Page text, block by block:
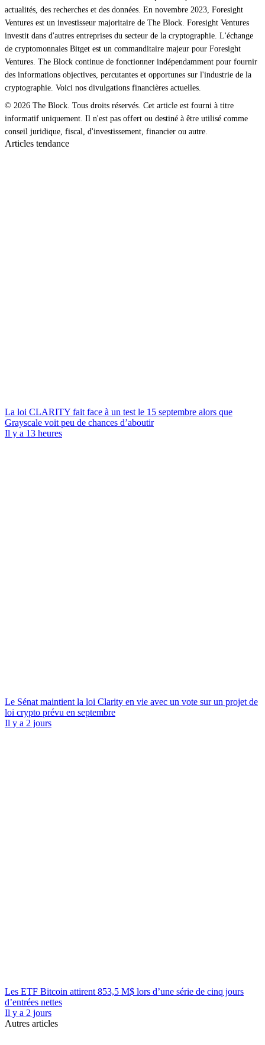
actualités, des recherches et des données. En novembre 2023, Foresight
Ventures est un investisseur majoritaire de The Block. Foresight Ventures
investit dans d'autres entreprises du secteur de la cryptographie. L'échange
de cryptomonnaies Bitget est un commanditaire majeur pour Foresight
Ventures. The Block continue de fonctionner indépendamment pour fournir
des informations objectives, percutantes et opportunes sur l'industrie de la
cryptographie. Voici nos divulgations financières actuelles.
© 2026 The Block. Tous droits réservés. Cet article est fourni à titre
informatif uniquement. Il n'est pas offert ou destiné à être utilisé comme
conseil juridique, fiscal, d'investissement, financier ou autre.
Articles tendance
La loi CLARITY fait face à un test le 15 septembre alors que
Grayscale voit peu de chances d’aboutir
Il y a 13 heures
Le Sénat maintient la loi Clarity en vie avec un vote sur un projet de
loi crypto prévu en septembre
Il y a 2 jours
Les ETF Bitcoin attirent 853,5 M$ lors d’une série de cinq jours
d’entrées nettes
Il y a 2 jours
Autres articles